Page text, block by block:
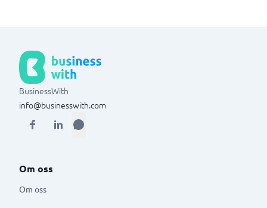
BusinessWith
info@businesswith.com
Om oss
Om oss